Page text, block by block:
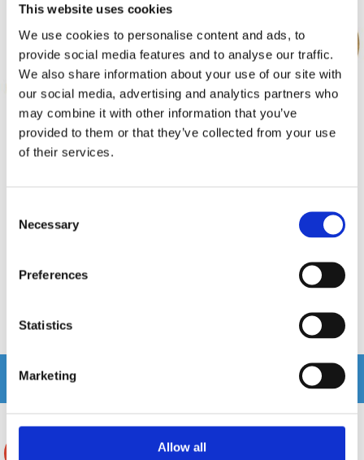
This website uses cookies
We use cookies to personalise content and ads, to
provide social media features and to analyse our traffic.
We also share information about your use of our site with
our social media, advertising and analytics partners who
may combine it with other information that you’ve
provided to them or that they’ve collected from your use
of their services.
Selection
Necessary
Preferences
Statistics
Marketing
Allow all
Distansring till Suzuki Swift 2010->
249 kr/paket
Andra köpte även